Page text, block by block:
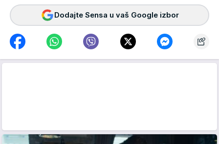
Dodajte Sensa u vaš Google izbor